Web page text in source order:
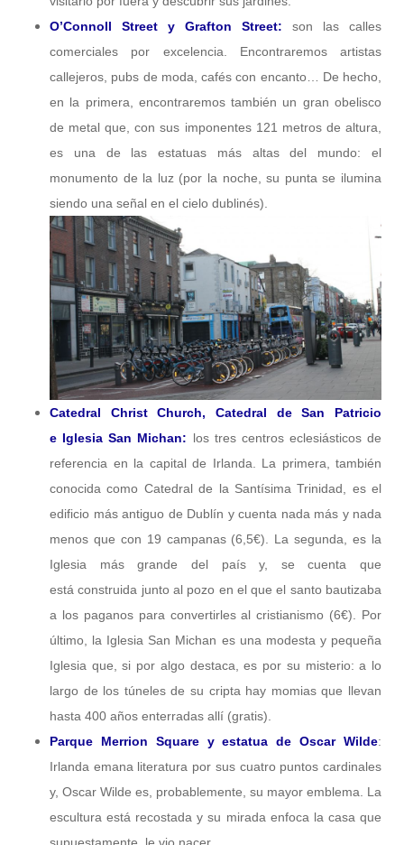
O’Connoll Street y Grafton Street: son las calles
comerciales por excelencia. Encontraremos artistas
callejeros, pubs de moda, cafés con encanto… De hecho,
en la primera, encontraremos también un gran obelisco
de metal que, con sus imponentes 121 metros de altura,
es una de las estatuas más altas del mundo: el
monumento de la luz (por la noche, su punta se ilumina
siendo una señal en el cielo dublinés).
Catedral Christ Church, Catedral de San Patricio
e Iglesia San Michan: los tres centros eclesiásticos de
referencia en la capital de Irlanda. La primera, también
conocida como Catedral de la Santísima Trinidad, es el
edificio más antiguo de Dublín y cuenta nada más y nada
menos que con 19 campanas (6,5€). La segunda, es la
Iglesia más grande del país y, se cuenta que
está construida junto al pozo en el que el santo bautizaba
a los paganos para convertirles al cristianismo (6€). Por
último, la Iglesia San Michan es una modesta y pequeña
Iglesia que, si por algo destaca, es por su misterio: a lo
largo de los túneles de su cripta hay momias que llevan
hasta 400 años enterradas allí (gratis).
Parque Merrion Square y estatua de Oscar Wilde:
Irlanda emana literatura por sus cuatro puntos cardinales
y, Oscar Wilde es, probablemente, su mayor emblema. La
escultura está recostada y su mirada enfoca la casa que